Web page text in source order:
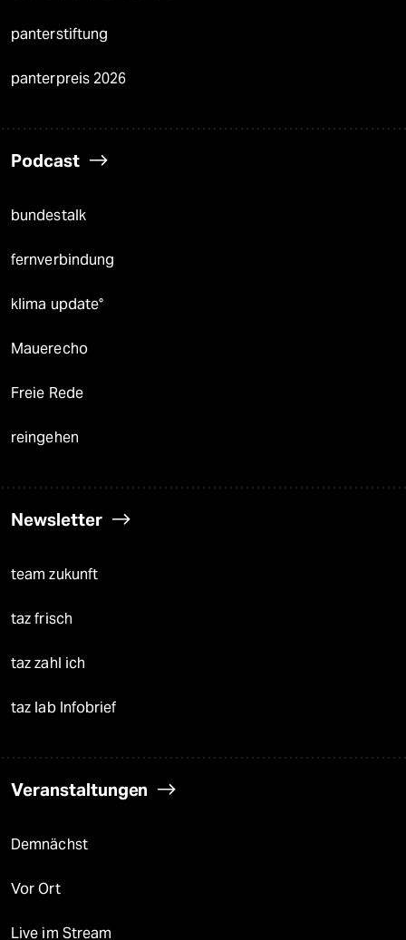
panterstiftung
panterpreis 2026
Podcast
bundestalk
fernverbindung
klima update°
Mauerecho
Freie Rede
reingehen
Newsletter
team zukunft
taz frisch
taz zahl ich
taz lab Infobrief
Veranstaltungen
Demnächst
Vor Ort
Live im Stream